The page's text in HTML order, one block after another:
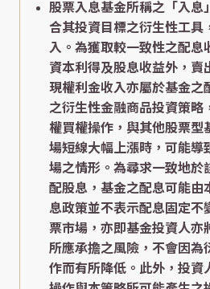
股票入息基金所稱之「入息
合其投資目標之衍生性工具
入。為獲取較一致性之配息
資本利得及股息收益外，賣
現權利金收入亦屬於基金之
之衍生性金融商品投資策略
權買權操作，與其他股票型
場短線大幅上漲時，可能導
場之情形。為尋求一致地於
配股息，基金之配息可能由
息政策並不表示配息固定不
票市場，亦即基金投資人亦
所應承擔之風險，不會因為
作而有所降低。此外，投資